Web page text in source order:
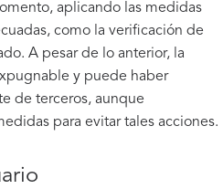
aplicando las medidas
como la verificación de
A pesar de lo anterior, la
y puede haber
de terceros, aunque
para evitar tales acciones.